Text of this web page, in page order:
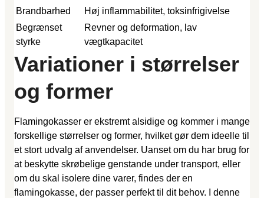
Brandbarhed
Høj inflammabilitet, toksinfrigivelse
Begrænset
styrke
Revner og deformation, lav
vægtkapacitet
Variationer i størrelser
og former
Flamingokasser er ekstremt alsidige og kommer i mange
forskellige størrelser og former, hvilket gør dem ideelle til
et stort udvalg af anvendelser. Uanset om du har brug for
at beskytte skrøbelige genstande under transport, eller
om du skal isolere dine varer, findes der en
flamingokasse, der passer perfekt til dit behov. I denne